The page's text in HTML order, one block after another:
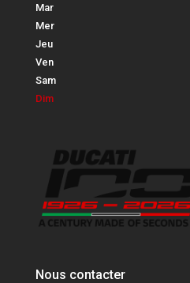
Mar
Mer
Jeu
Ven
Sam
Dim
Nous contacter